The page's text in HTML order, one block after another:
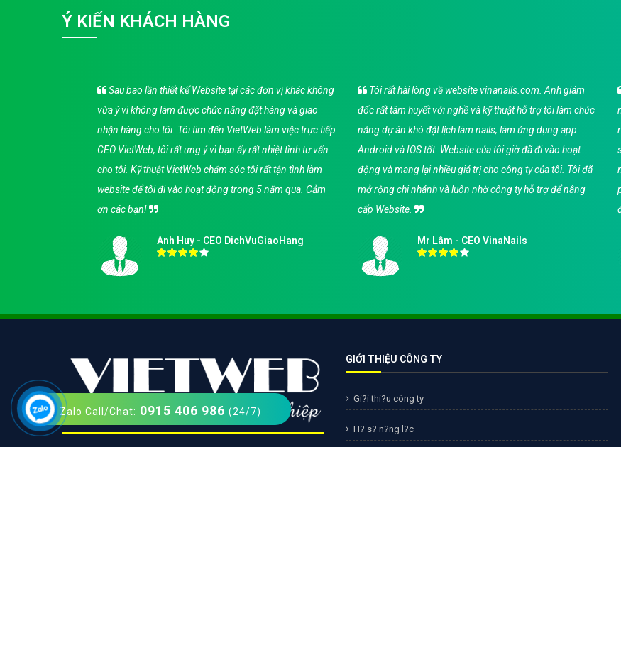
Ý KIẾN KHÁCH HÀNG
Sau bao lần thiết kế Website tại các đơn vị khác không
vừa ý vì không làm được chức năng đặt hàng và giao
nhận hàng cho tôi. Tôi tìm đến VietWeb làm việc trực tiếp
CEO VietWeb, tôi rất ưng ý vì bạn ấy rất nhiệt tình tư vấn
cho tôi. Kỹ thuật VietWeb chăm sóc tôi rất tận tình làm
website để tôi đi vào hoạt động trong 5 năm qua. Cảm
ơn các bạn!
Anh Huy - CEO DichVuGiaoHang
Tôi rất hài lòng về website vinanails.com. Anh giám
đốc rất tâm huyết với nghề và kỹ thuật hỗ trợ tôi làm chức
năng dự án khó đặt lịch làm nails, làm ứng dụng app
Android và IOS tốt. Website của tôi giờ đã đi vào hoạt
động và mang lại nhiều giá trị cho công ty của tôi. Tôi đã
mở rộng chi nhánh và luôn nhờ công ty hỗ trợ để nâng
cấp Website.
Mr Lâm - CEO VinaNails
Zalo Call/Chat: 0915 406 986 (24/7)
GIỚI THIỆU CÔNG TY
Gi?i thi?u công ty
H? s? n?ng l?c